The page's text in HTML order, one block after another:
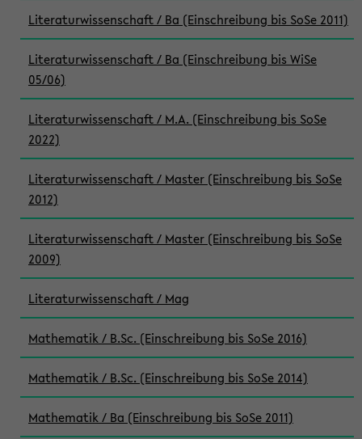
Literaturwissenschaft / Ba (Einschreibung bis SoSe 2011)
Literaturwissenschaft / Ba (Einschreibung bis WiSe
05/06)
Literaturwissenschaft / M.A. (Einschreibung bis SoSe
2022)
Literaturwissenschaft / Master (Einschreibung bis SoSe
2012)
Literaturwissenschaft / Master (Einschreibung bis SoSe
2009)
Literaturwissenschaft / Mag
Mathematik / B.Sc. (Einschreibung bis SoSe 2016)
Mathematik / B.Sc. (Einschreibung bis SoSe 2014)
Mathematik / Ba (Einschreibung bis SoSe 2011)